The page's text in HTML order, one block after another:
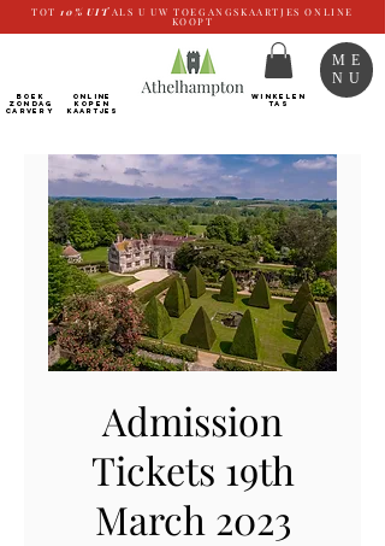
TOT 10% UIT ALS U UW TOEGANGSKAARTJES ONLINE
KOOPT
BOEK
ZONDAG
CARVERY
ONLINE
kopen
Kaartjes
WINKELEN
TAS
ME
NU
Admission
Tickets 19th
March 2023